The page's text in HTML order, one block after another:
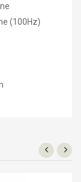
(100Hz)